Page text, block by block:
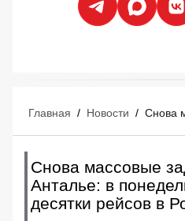
Главная / Новости /
Снова массовые
Анталье: в
десятки рейсов в